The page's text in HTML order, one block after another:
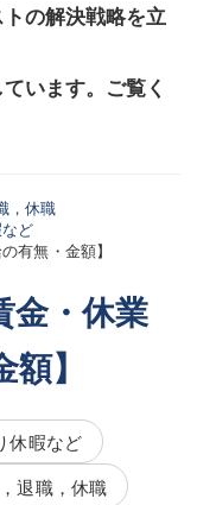
の解決戦略を立
います。ご覧く
，休職
ど
有無・金額】
金・休業
】
休暇など
退職，休職